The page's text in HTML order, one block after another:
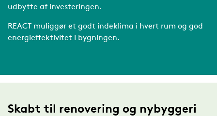
udbytte af investeringen.
REACT muliggør et godt indeklima i hvert rum og god
energieffektivitet i bygningen.
Skabt til renovering og nybyggeri